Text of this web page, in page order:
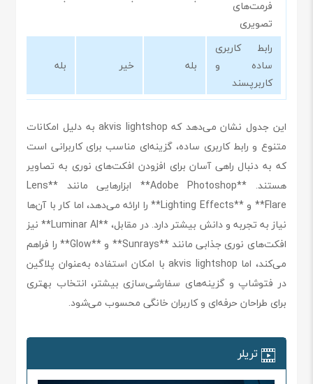
فرمت‌های
تصویری
رابط کاربری
ساده و
کاربرپسند
بله خیر بله
این جدول نشان می‌دهد که akvis lightshop به دلیل امکانات
متنوع و رابط کاربری ساده، گزینه‌ای مناسب برای کاربرانی است
که به دنبال راهی آسان برای افزودن افکت‌های نوری به تصاویر
هستند. **Adobe Photoshop** ابزارهایی مانند **Lens
Flare** و **Lighting Effects** را ارائه می‌دهد، اما کار با آن‌ها
نیاز به تجربه و دانش بیشتر دارد. در مقابل، **Luminar AI** نیز
افکت‌های نوری جذابی مانند **Sunrays** و **Glow** را فراهم
می‌کند، اما akvis lightshop با امکان استفاده به‌عنوان پلاگین
در فتوشاپ و گزینه‌های سفارشی‌سازی بیشتر، انتخاب بهتری
برای طراحان حرفه‌ای و کاربران خانگی محسوب می‌شود.
تریلر